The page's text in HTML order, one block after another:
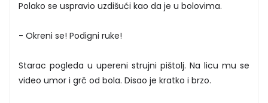
Polako se uspravio uzdišući kao da je u bolovima.
- Okreni se! Podigni ruke!
Starac pogleda u upereni strujni pištolj. Na licu mu se
video umor i grč od bola. Disao je kratko i brzo.